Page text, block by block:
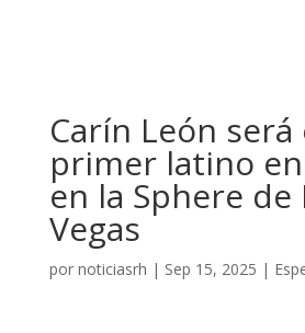
Carín León será
primer latino
en la Sphere de
Vegas
por noticiasrh | Sep 15, 2025 |